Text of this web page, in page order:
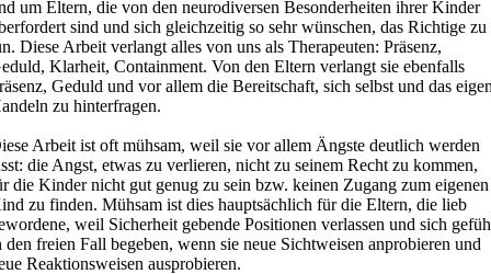
um Eltern, die von den neurodiversen Besonderheiten ihrer Kinder
sind und sich gleichzeitig so sehr wünschen, das Richtige zu
Diese Arbeit verlangt alles von uns als Therapeuten: Präsenz,
Klarheit, Containment. Von den Eltern verlangt sie ebenfalls
Geduld und vor allem die Bereitschaft, sich selbst und das
zu hinterfragen.
Arbeit ist oft mühsam, weil sie vor allem Ängste deutlich werden
die Angst, etwas zu verlieren, nicht zu seinem Recht zu kommen,
die Kinder nicht gut genug zu sein bzw. keinen Zugang zum eigenen
zu finden. Mühsam ist dies hauptsächlich für die Eltern, die lieb
weil Sicherheit gebende Positionen verlassen und sich
den freien Fall begeben, wenn sie neue Sichtweisen anprobieren und
Reaktionsweisen ausprobieren.